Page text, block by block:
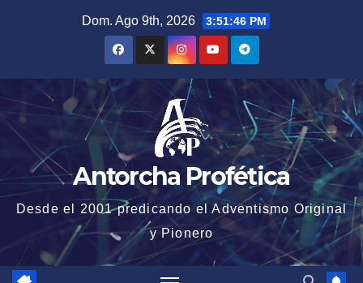
Dom. Ago 9th, 2026 3:51:47 PM
Antorcha Profética
Desde el 2001 predicando el Adventismo Original
y Pionero